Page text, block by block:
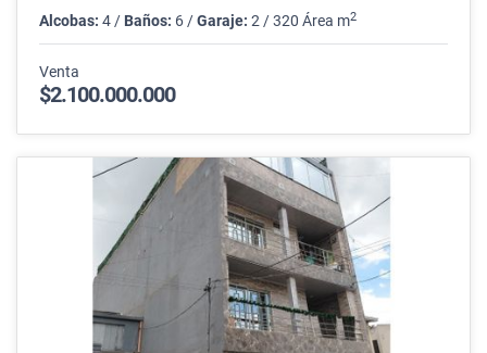
Alcobas: 4 / Baños: 6 /Garaje: 2 / 320 Área m2
Venta
$2.100.000.000